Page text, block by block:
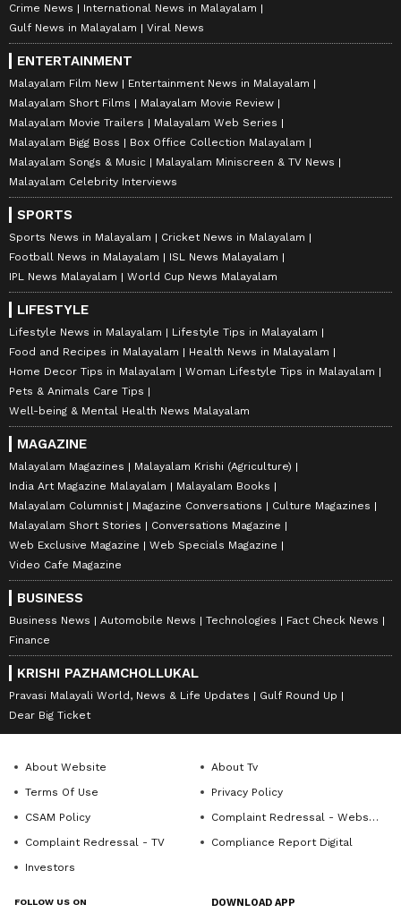
Crime News
International News in Malayalam
Gulf News in Malayalam
Viral News
ENTERTAINMENT
Malayalam Film New
Entertainment News in Malayalam
Malayalam Short Films
Malayalam Movie Review
Malayalam Movie Trailers
Malayalam Web Series
Malayalam Bigg Boss
Box Office Collection Malayalam
Malayalam Songs & Music
Malayalam Miniscreen & TV News
Malayalam Celebrity Interviews
SPORTS
Sports News in Malayalam
Cricket News in Malayalam
Football News in Malayalam
ISL News Malayalam
IPL News Malayalam
World Cup News Malayalam
LIFESTYLE
Lifestyle News in Malayalam
Lifestyle Tips in Malayalam
Food and Recipes in Malayalam
Health News in Malayalam
Home Decor Tips in Malayalam
Woman Lifestyle Tips in Malayalam
Pets & Animals Care Tips
Well-being & Mental Health News Malayalam
MAGAZINE
Malayalam Magazines
Malayalam Krishi (Agriculture)
India Art Magazine Malayalam
Malayalam Books
Malayalam Columnist
Magazine Conversations
Culture Magazines
Malayalam Short Stories
Conversations Magazine
Web Exclusive Magazine
Web Specials Magazine
Video Cafe Magazine
BUSINESS
Business News Automobile News Technologies
Fact Check News
Finance
KRISHI PAZHAMCHOLLUKAL
Pravasi Malayali World, News & Life Updates
Gulf Round Up
Dear Big Ticket
About Website
About Tv
Terms Of Use
Privacy Policy
CSAM Policy
Complaint Redressal - Website
Complaint Redressal - TV
Compliance Report Digital
Investors
FOLLOW US ON DOWNLOAD APP